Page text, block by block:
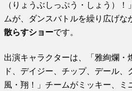
（りょうぶしっぷう・しょう）
ムが、ダンスバトルを繰り広げな
散らすショーです。
出演キャラクターは、「雅絢爛・
ド、デイジー、チップ、デール、
風・翔！」チームがミッキー、ミ